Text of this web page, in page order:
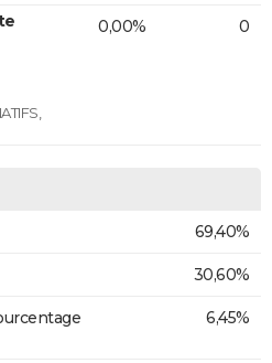
0,00% 0
69,40%
30,60%
6,45%